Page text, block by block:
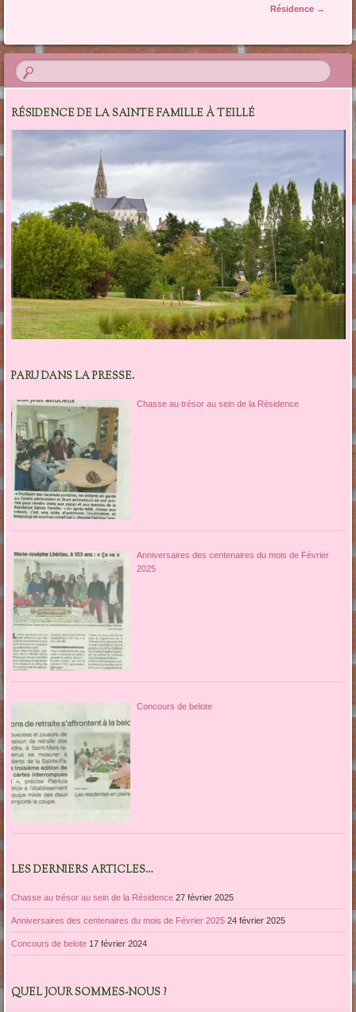
Résidence →
RÉSIDENCE DE LA SAINTE FAMILLE À TEILLÉ
PARU DANS LA PRESSE.
Chasse au trésor au sein de la Résidence
Anniversaires des centenaires du mois de Février
2025
Concours de belote
LES DERNIERS ARTICLES…
Chasse au trésor au sein de la Résidence 27 février 2025
Anniversaires des centenaires du mois de Février 2025 24 février 2025
Concours de belote 17 février 2024
QUEL JOUR SOMMES-NOUS ?